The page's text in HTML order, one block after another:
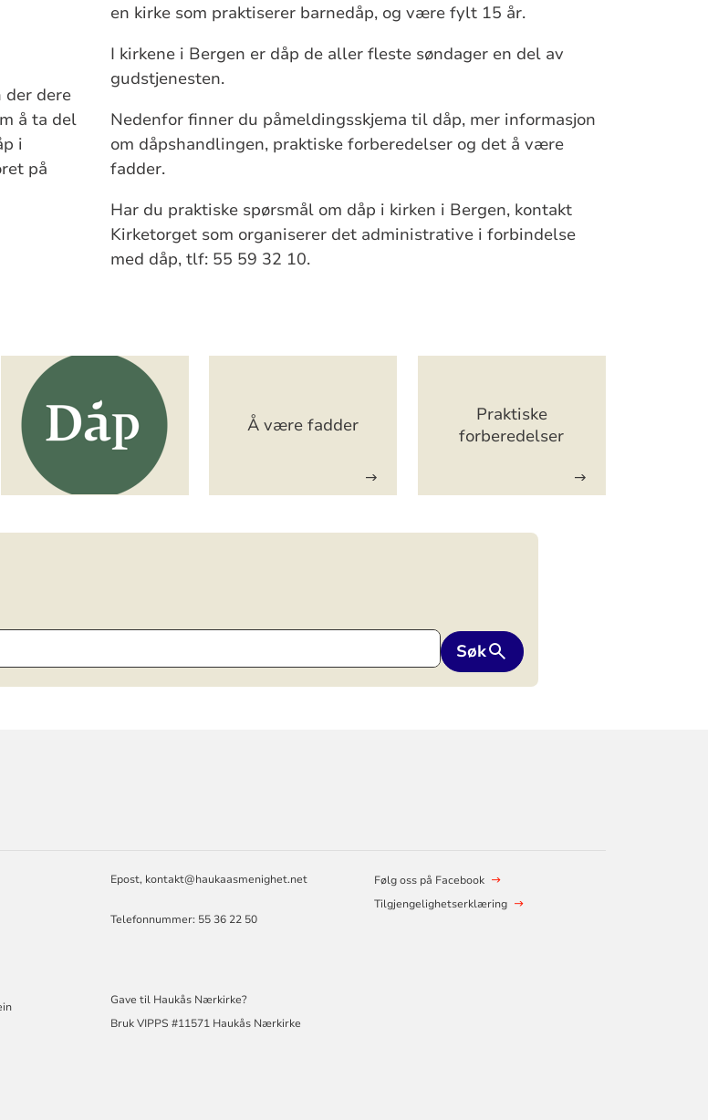
der dere
å ta del
i
på
en kirke som praktiserer barnedåp, og være fylt 15 år.
I kirkene i Bergen er dåp de aller fleste søndager en del av
gudstjenesten.
Nedenfor finner du påmeldingsskjema til dåp, mer informasjon
om dåpshandlingen, praktiske forberedelser og det å være
fadder.
Har du praktiske spørsmål om dåp i kirken i Bergen, kontakt
Kirketorget som organiserer det administrative i forbindelse
med dåp, tlf: 55 59 32 10.
Å være fadder
Praktiske
forberedelser
Søk
Epost, kontakt@haukaasmenighet.net
Telefonnummer: 55 36 22 50
Gave til Haukås Nærkirke?
Bruk VIPPS #11571 Haukås Nærkirke
Følg oss på Facebook
Tilgjengelighetserklæring